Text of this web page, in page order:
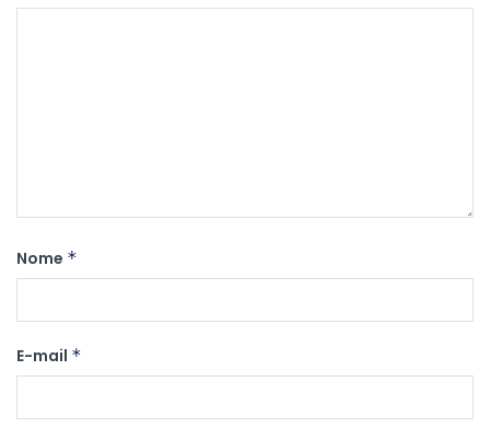
Nome *
E-mail *